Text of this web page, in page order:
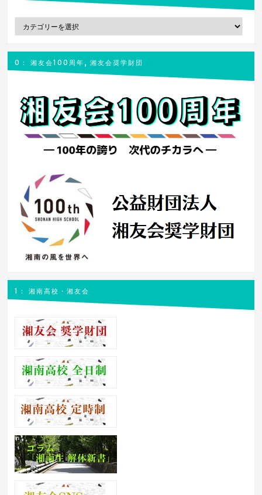
ン
ー
0： 湘友会100周年, 湘友会奨学財団
1： 湘南高校・湘友会